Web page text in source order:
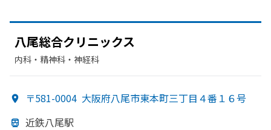
八尾総合クリニックス
内科・​精神科・神経科
〒581-0004 大阪府八尾市東本町三丁目４番１６号
近鉄八尾駅